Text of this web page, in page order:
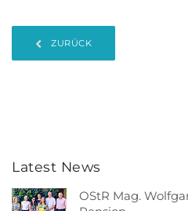
ZURÜCK
Latest News
OStR Mag.